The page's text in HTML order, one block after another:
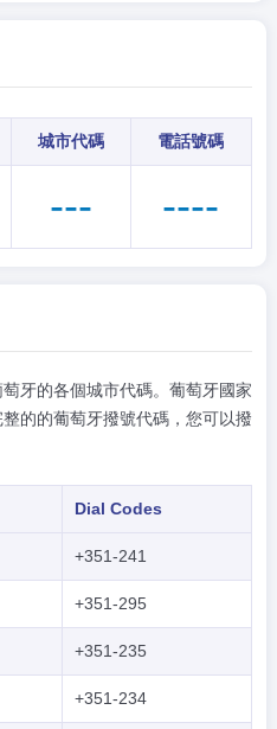
城市代碼 電話號碼
--- ----
牙的各個城市代碼。葡萄牙國家
的的葡萄牙撥號代碼，您可以撥
Dial Codes
+351-241
+351-295
+351-235
+351-234